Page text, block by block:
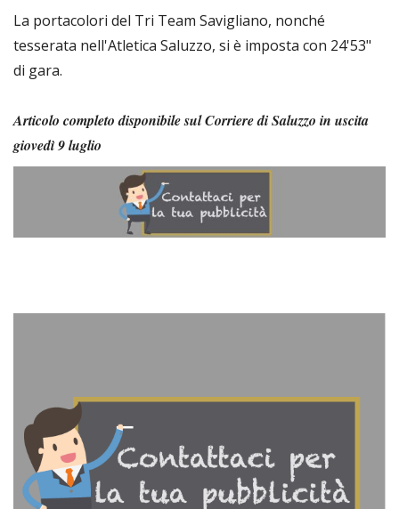
La portacolori del Tri Team Savigliano, nonché
tesserata nell'Atletica Saluzzo, si è imposta con 24'53"
di gara.
Articolo completo disponibile sul Corriere di Saluzzo in uscita
giovedì 9 luglio